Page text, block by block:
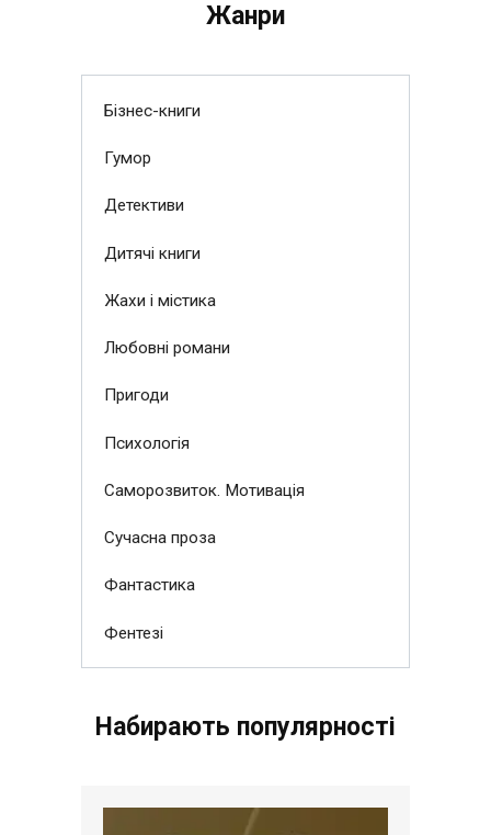
Жанри
Бізнес-книги
Гумор
Детективи
Дитячі книги
Жахи і містика
Любовні романи
Пригоди
Психологія
Саморозвиток. Мотивація
Сучасна проза
Фантастика
Фентезі
Набирають популярності